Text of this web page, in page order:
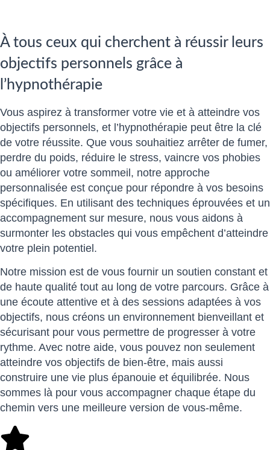
À tous ceux qui cherchent à réussir leurs
objectifs personnels grâce à
l’hypnothérapie
Vous aspirez à transformer votre vie et à atteindre vos
objectifs personnels, et l’hypnothérapie peut être la clé
de votre réussite. Que vous souhaitiez arrêter de fumer,
perdre du poids, réduire le stress, vaincre vos phobies
ou améliorer votre sommeil, notre approche
personnalisée est conçue pour répondre à vos besoins
spécifiques. En utilisant des techniques éprouvées et un
accompagnement sur mesure, nous vous aidons à
surmonter les obstacles qui vous empêchent d’atteindre
votre plein potentiel.
Notre mission est de vous fournir un soutien constant et
de haute qualité tout au long de votre parcours. Grâce à
une écoute attentive et à des sessions adaptées à vos
objectifs, nous créons un environnement bienveillant et
sécurisant pour vous permettre de progresser à votre
rythme. Avec notre aide, vous pouvez non seulement
atteindre vos objectifs de bien-être, mais aussi
construire une vie plus épanouie et équilibrée. Nous
sommes là pour vous accompagner chaque étape du
chemin vers une meilleure version de vous-même.